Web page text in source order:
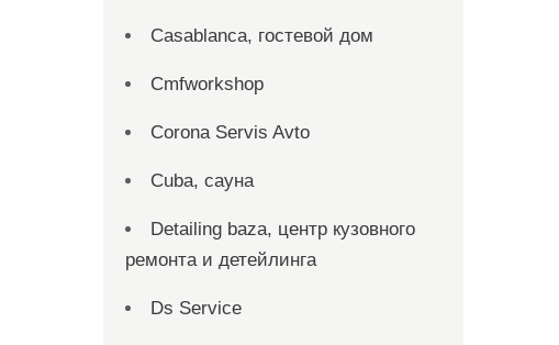
Casablanca, гостевой дом
Cmfworkshop
Corona Servis Avto
Cuba, сауна
Detailing baza, центр кузовного
ремонта и детейлинга
Ds Service